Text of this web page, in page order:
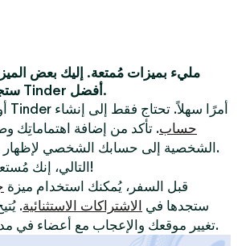
ستجعل تجربتك على Tinder أفضل.
أولاً ، يُعد استخدام Tinder أمرًا سهلاً. تحتاج فقط إلى إنشاء
حساب. تأكد من إضافة اهتماماتِك
الشخصية إلى حسابك الشخصي لإظهار سِمات شخصيتك.
التالي، إنك !
قبل السفر، يُمكنك استخدام ميزة
ستجدها في الاشتراكات الاستثنائية.
تغيير موقعك والإعجاب مع أعضاء في مدينة أو بلدة أخرى.